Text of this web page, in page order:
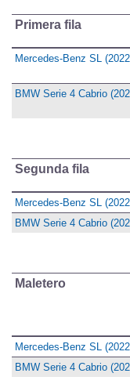
Primera fila
Mercedes-Benz SL
BMW Serie 4 Cabrio
Segunda fila
Mercedes-Benz SL
BMW Serie 4 Cabrio
Maletero
Mercedes-Benz SL
BMW Serie 4 Cabrio